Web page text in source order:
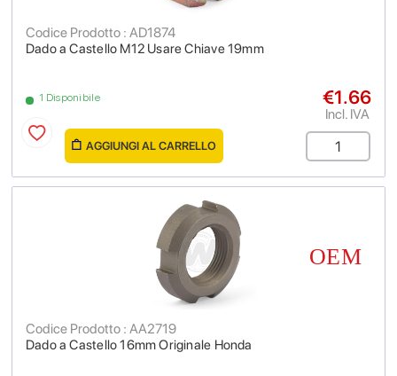
Dado a Castello M12 Usare Chiave 19mm
Codice Prodotto : AD1874
1 Disponibile €1.66
Incl. IVA
AGGIUNGI AL CARRELLO
Dado a Castello 16mm Originale Honda
Codice Prodotto : AA2719